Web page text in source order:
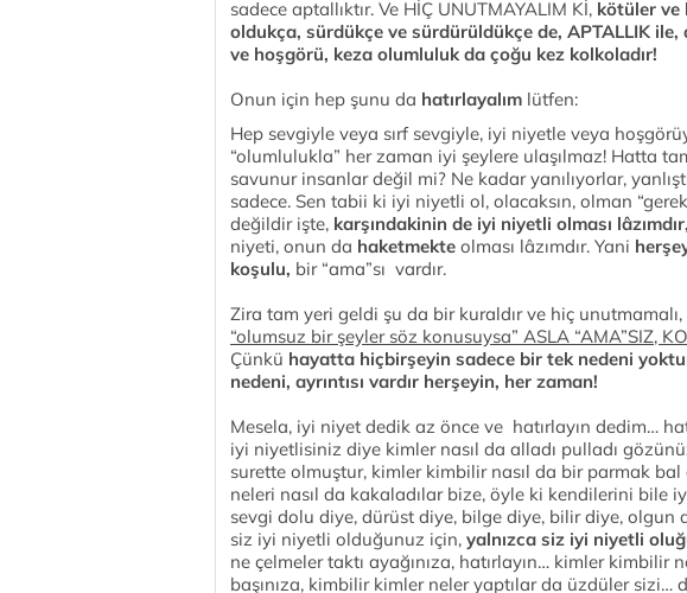
sadece aptallıktır. Ve HİÇ UNUTMAYALIM Kİ, kötüler ve
oldukça, sürdükçe ve sürdürüldükçe de, APTALLIK ile,
ve hoşgörü, keza olumluluk da çoğu kez kolkoladır!
Onun için hep şunu da hatırlayalım lütfen:
Hep sevgiyle veya sırf sevgiyle, iyi niyetle veya
“olumlulukla” her zaman iyi şeylere ulaşılmaz! Hatta
savunur insanlar değil mi? Ne kadar yanılıyorlar,
sadece. Sen tabii ki iyi niyetli ol, olacaksın, olman
değildir işte, karşındakinin de iyi niyetli olması
niyeti, onun da haketmekte olması lâzımdır. Yani
koşulu, bir “ama”sı vardır.
Zira tam yeri geldi şu da bir kuraldır ve hiç unutmamalı,
“olumsuz bir şeyler söz konusuysa” ASLA “AMA”SIZ,
Çünkü hayatta hiçbirşeyin sadece bir tek nedeni
nedeni, ayrıntısı vardır herşeyin, her zaman!
Mesela, iyi niyet dedik az önce ve hatırlayın dedim…
iyi niyetlisiniz diye kimler nasıl da alladı pulladı
surette olmuştur, kimler kimbilir nasıl da bir parmak bal
neleri nasıl da kakaladılar bize, öyle ki kendilerini bile
sevgi dolu diye, dürüst diye, bilge diye, bilir diye, olgun
siz iyi niyetli olduğunuz için, yalnızca siz iyi niyetli
ne çelmeler taktı ayağınıza, hatırlayın… kimler kimbilir
başınıza, kimbilir kimler neler yaptılar da üzdüler sizi…